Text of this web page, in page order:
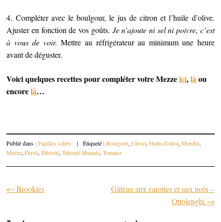
4. Compléter avec le boulgour, le jus de citron et l’huile d’olive.
Ajuster en fonction de vos goûts. Je n’ajoute ni sel ni poivre, c’est
à vous de voir. Mettre au réfrigérateur au minimum une heure
avant de déguster.
Voici quelques recettes pour compléter votre Mezzeici,làou
encorelà…
Publié dans :Papilles salées | Étiqueté :Boulgour,Citron,Huile d'olive,Menthe,
Mezze,Persil,Taboulé,Taboulé libanais,Tomates
Parcourir les articles
← Brookies
Gâteau aux carottes et aux noix –
Ottolenghi →